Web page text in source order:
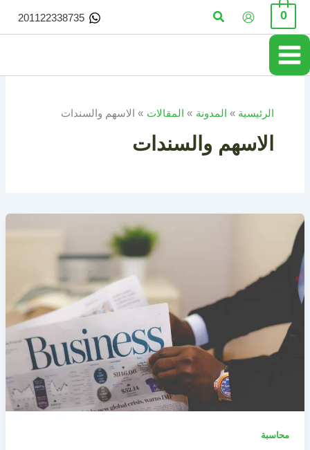
تخطي
المحتوى
0 البحث 201122338735
الرئيسية المدونة المقالات الاسهم والسندات
الاسهم والسندات
محاسبة